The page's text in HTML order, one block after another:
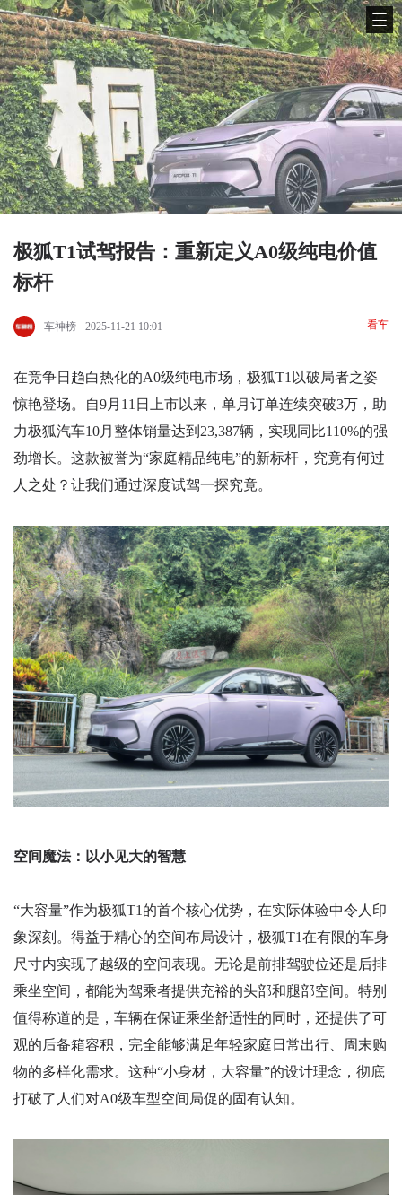
极狐T1试驾报告：重新定义A0级纯电价值
标杆
车神榜 2025-11-21 10:01 看车
在竞争日趋白热化的A0级纯电市场，极狐T1以破局者之姿
惊艳登场。自9月11日上市以来，单月订单连续突破3万，助
力极狐汽车10月整体销量达到23,387辆，实现同比110%的强
劲增长。这款被誉为“家庭精品纯电”的新标杆，究竟有何过
人之处？让我们通过深度试驾一探究竟。
空间魔法：以小见大的智慧
“大容量”作为极狐T1的首个核心优势，在实际体验中令人印
象深刻。得益于精心的空间布局设计，极狐T1在有限的车身
尺寸内实现了越级的空间表现。无论是前排驾驶位还是后排
乘坐空间，都能为驾乘者提供充裕的头部和腿部空间。特别
值得称道的是，车辆在保证乘坐舒适性的同时，还提供了可
观的后备箱容积，完全能够满足年轻家庭日常出行、周末购
物的多样化需求。这种“小身材，大容量”的设计理念，彻底
打破了人们对A0级车型空间局促的固有认知。